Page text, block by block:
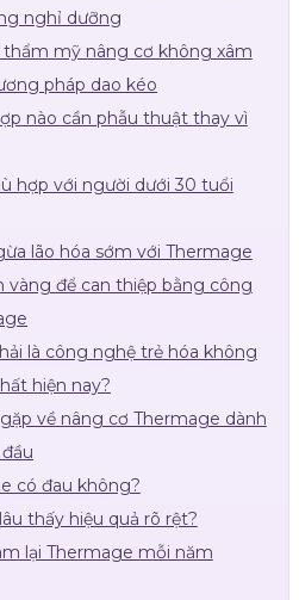
nghỉ dưỡng
thẩm mỹ nâng cơ không xâm
pháp dao kéo
nào cần phẫu thuật thay vì
hợp với người dưới 30 tuổi
lão hóa sớm với Thermage
vàng để can thiệp bằng công
là công nghệ trẻ hóa không
hiện nay?
về nâng cơ Thermage dành
có đau không?
thấy hiệu quả rõ rệt?
lại Thermage mỗi năm